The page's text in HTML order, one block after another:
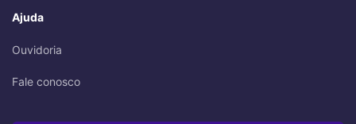
Ajuda
Ouvidoria
Fale conosco